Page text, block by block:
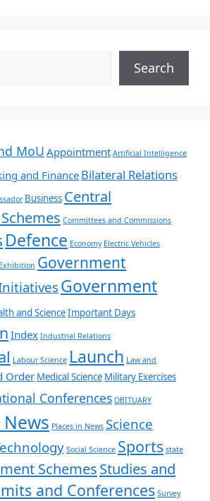
Search
MoU Appointment Artificial Intelligence
and Finance Bilateral Relations
Business Central
Committees and Commissions
Defence Economy Electric Vehicles
Exhibition Government
Government
and ScienceImportant Days
Index Industrial Relations
Labour Science Launch Law and
Order Medical Science Military Exercises
Conferences OBITUARY
Places in News Science
Social Science Sports state
SchemesStudies and
and Conferences Survey